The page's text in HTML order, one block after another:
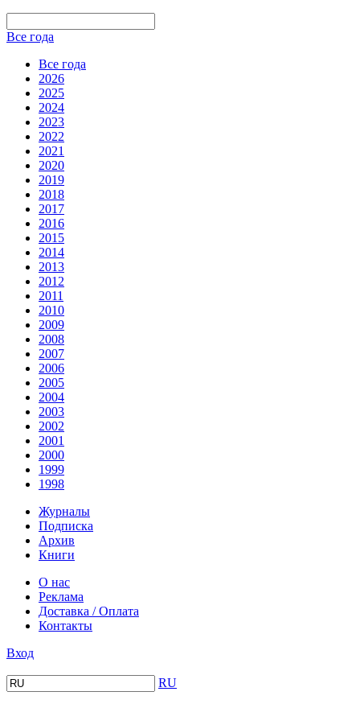
Все года
Все года
2026
2025
2024
2023
2022
2021
2020
2019
2018
2017
2016
2015
2014
2013
2012
2011
2010
2009
2008
2007
2006
2005
2004
2003
2002
2001
2000
1999
1998
Журналы
Подписка
Архив
Книги
О нас
Реклама
Доставка / Оплата
Контакты
Вход
RU